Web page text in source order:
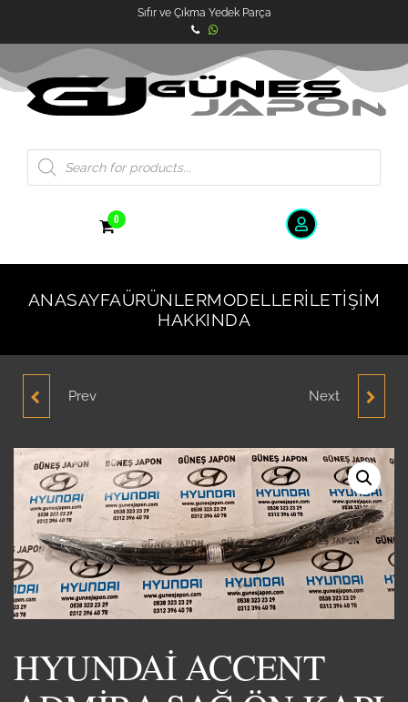
Sıfır ve Çıkma Yedek Parça
0
ANASAYFAÜRÜNLERMODELLERİLETIŞIM
HAKKINDA
HYUNDAİ ACCENT
BÜYÜK FİTİL 2003-2005
SIFIR YENİ ÜRÜN
Prev HYUNDAİ ACCENT
CAM İÇİ KIZAK FİTİLİ
2003-2005 SIFIR YENİ
ÜRÜN
Next
HYUNDAİ ACCENT